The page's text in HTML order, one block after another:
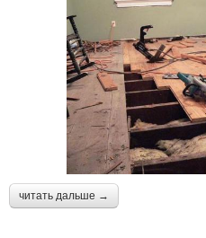
читать дальше →